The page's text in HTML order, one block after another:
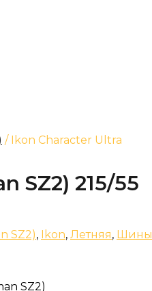
/ Ikon Character Ultra
SZ2) 215/55
SZ2), Ikon, Летняя, Шины
SZ2)